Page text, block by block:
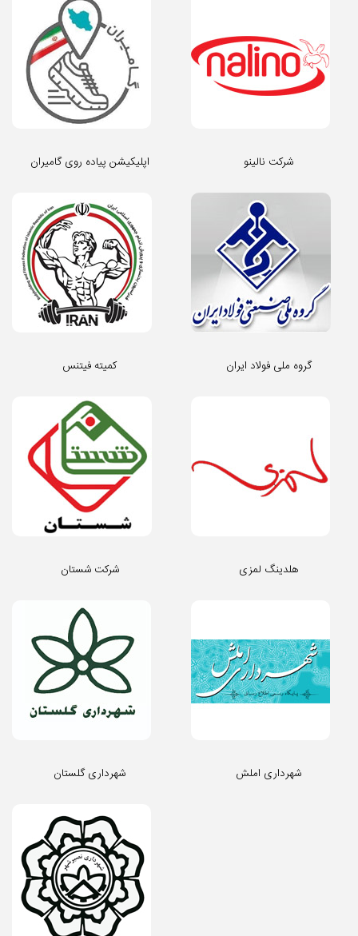
اپلیکیشن پیاده روی گامیران شرکت نالینو
کمیته فیتنس گروه ملی فولاد ایران
شرکت شستان هلدینگ لمزی
شهرداری گلستان شهرداری املش